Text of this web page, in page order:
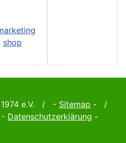
1974 e.V. / - Sitemap - /
Datenschutzerklärung -